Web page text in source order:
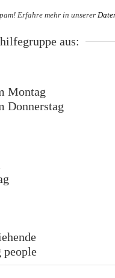
Erfahre mehr in unserer
aus:
Montag
Donnerstag